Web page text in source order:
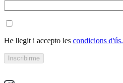
He llegit i accepto les condicions d'ús.